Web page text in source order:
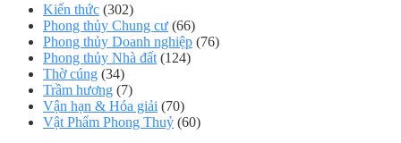
Kiến thức (302)
Phong thủy Chung cư (66)
Phong thủy Doanh nghiệp (76)
Phong thủy Nhà đất (124)
Thờ cúng (34)
Trầm hương (7)
Vận hạn & Hóa giải (70)
Vật Phẩm Phong Thuỷ (60)